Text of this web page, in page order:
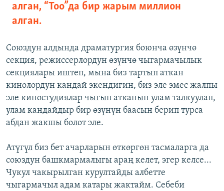
алган, “Тоо”да бир жарым миллион
алган.
Союздун алдында драматургия боюнча өзүнчө
секция, режиссерлордун өзүнчө чыгармачылык
секциялары иштеп, мына биз тартып аткан
кинолордун кандай экендигин, биз эле эмес жалпы
эле киностудиялар чыгып атканын улам талкуулап,
улам кандайдыр бир өзүнүн баасын берип турса
абдан жакшы болот эле.
Атүгүл биз бет ачарларын өткөргөн тасмаларга да
союздун башкмармалыгы араң келет, эгер келсе...
Чукул чакырылган курултайды албетте
чыгармачыл адам катары жактайм. Себеби